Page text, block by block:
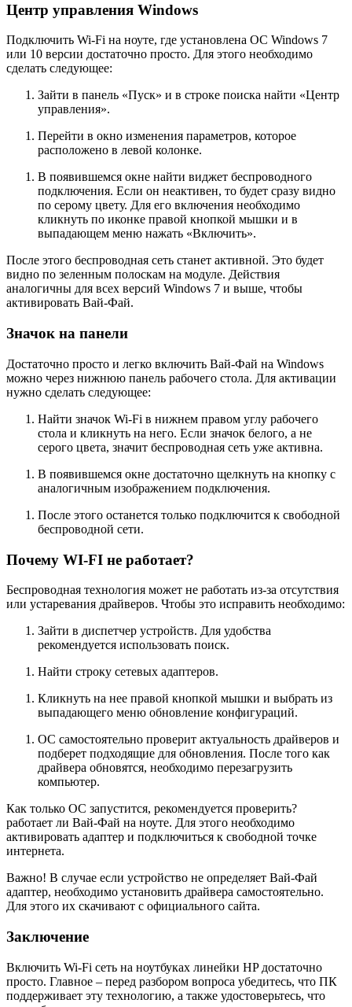
Центр управления Windows
Подключить Wi-Fi на ноуте, где установлена ОС Windows 7
или 10 версии достаточно просто. Для этого необходимо
сделать следующее:
Зайти в панель «Пуск» и в строке поиска найти «Центр
управления».
Перейти в окно изменения параметров, которое
расположено в левой колонке.
В появившемся окне найти виджет беспроводного
подключения. Если он неактивен, то будет сразу видно
по серому цвету. Для его включения необходимо
кликнуть по иконке правой кнопкой мышки и в
выпадающем меню нажать «Включить».
После этого беспроводная сеть станет активной. Это будет
видно по зеленным полоскам на модуле. Действия
аналогичны для всех версий Windows 7 и выше, чтобы
активировать Вай-Фай.
Значок на панели
Достаточно просто и легко включить Вай-Фай на Windows
можно через нижнюю панель рабочего стола. Для активации
нужно сделать следующее:
Найти значок Wi-Fi в нижнем правом углу рабочего
стола и кликнуть на него. Если значок белого, а не
серого цвета, значит беспроводная сеть уже активна.
В появившемся окне достаточно щелкнуть на кнопку с
аналогичным изображением подключения.
После этого останется только подключится к свободной
беспроводной сети.
Почему WI-FI не работает?
Беспроводная технология может не работать из-за отсутствия
или устаревания драйверов. Чтобы это исправить необходимо:
Зайти в диспетчер устройств. Для удобства
рекомендуется использовать поиск.
Найти строку сетевых адаптеров.
Кликнуть на нее правой кнопкой мышки и выбрать из
выпадающего меню обновление конфигураций.
ОС самостоятельно проверит актуальность драйверов и
подберет подходящие для обновления. После того как
драйвера обновятся, необходимо перезагрузить
компьютер.
Как только ОС запустится, рекомендуется проверить?
работает ли Вай-Фай на ноуте. Для этого необходимо
активировать адаптер и подключиться к свободной точке
интернета.
Важно! В случае если устройство не определяет Вай-Фай
адаптер, необходимо установить драйвера самостоятельно.
Для этого их скачивают с официального сайта.
Заключение
Включить Wi-Fi сеть на ноутбуках линейки HP достаточно
просто. Главное – перед разбором вопроса убедитесь, что ПК
поддерживает эту технологию, а также удостоверьтесь, что